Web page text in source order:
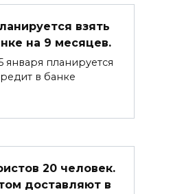
взять
на 9 месяцев.
января планируется
в банке
20 человек.
доставляют в